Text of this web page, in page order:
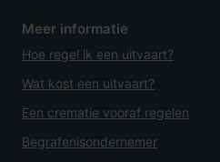
Meer informatie
Hoe regel ik een uitvaart?
Wat kost een uitvaart?
Een crematie vooraf regelen
Begrafenisondernemer